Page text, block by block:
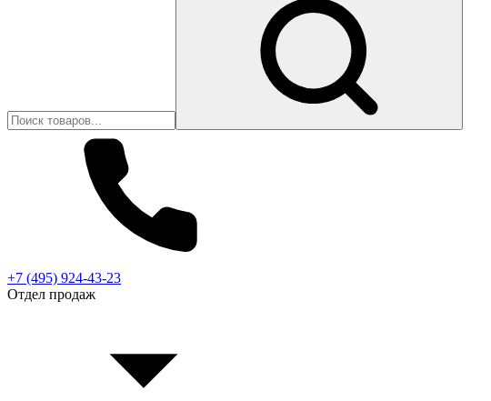
+7 (495) 924-43-23
Отдел продаж